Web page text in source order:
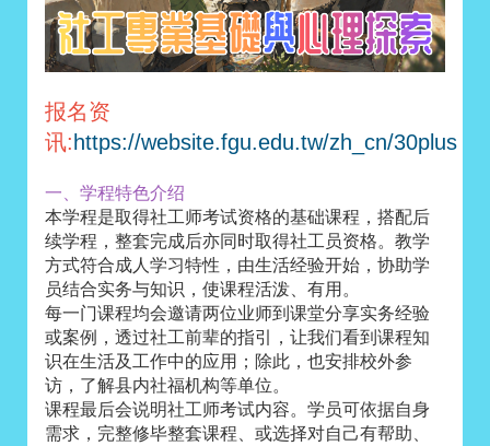
报名资
讯: https://website.fgu.edu.tw/zh_cn/30plus
一、学程特色介绍
本学程是取得社工师考试资格的基础课程，搭配后
续学程，整套完成后亦同时取得社工员资格。教学
方式符合成人学习特性，由生活经验开始，协助学
员结合实务与知识，使课程活泼、有用。
每一门课程均会邀请两位业师到课堂分享实务经验
或案例，透过社工前辈的指引，让我们看到课程知
识在生活及工作中的应用；除此，也安排校外参
访，了解县内社福机构等单位。
课程最后会说明社工师考试内容。学员可依据自身
需求，完整修毕整套课程、或选择对自己有帮助、